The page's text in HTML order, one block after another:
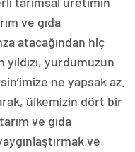
ve gıda
atacağından hiç
yurdumuzun
ne yapsak az.
ülkemizin dört bir
ve gıda
ve